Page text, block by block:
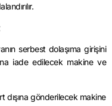
serbest dolaşıma girişini
iade edilecek makine ve
dışına gönderilecek makine